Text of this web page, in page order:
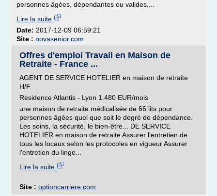
personnes âgées, dépendantes ou valides,...
Lire la suite
Date: 2017-12-09 06:59:21
Site : novasenior.com
Offres d'emploi Travail en Maison de
Retraite - France ...
AGENT DE SERVICE HOTELIER en maison de retraite
H/F
Residence Atlantis - Lyon 1.480 EUR/mois
une maison de retraite médicalisée de 66 lits pour
personnes âgées quel que soit le degré de dépendance.
Les soins, la sécurité, le bien-être... DE SERVICE
HOTELIER en maison de retraite Assurer l'entretien de
tous les locaux selon les protocoles en vigueur Assurer
l'entretien du linge...
Lire la suite
Site : optioncarriere.com